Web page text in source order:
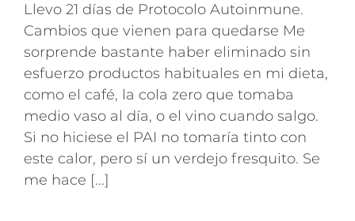
Llevo 21 días de Protocolo Autoinmune.
Cambios que vienen para quedarse Me
sorprende bastante haber eliminado sin
esfuerzo productos habituales en mi dieta,
como el café, la cola zero que tomaba
medio vaso al día, o el vino cuando salgo.
Si no hiciese el PAI no tomaría tinto con
este calor, pero sí un verdejo fresquito. Se
me hace [...]